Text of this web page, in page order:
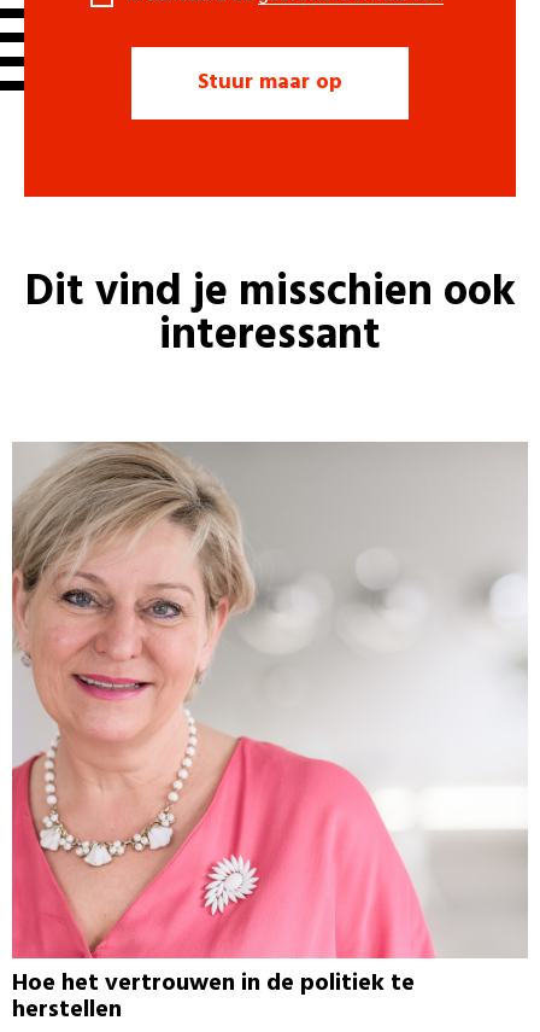
Dit vind je misschien ook
interessant
Hoe het vertrouwen in de politiek te
herstellen